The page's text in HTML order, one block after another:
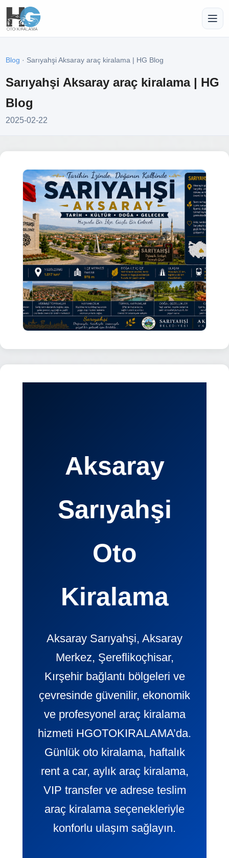
Blog · Sarıyahşi Aksaray araç kiralama | HG Blog
Sarıyahşi Aksaray araç kiralama | HG
Blog
2025-02-22
Aksaray
Sarıyahşi
Oto
Kiralama
Aksaray Sarıyahşi, Aksaray
Merkez, Şereflikoçhisar,
Kırşehir bağlantı bölgeleri ve
çevresinde güvenilir, ekonomik
ve profesyonel araç kiralama
hizmeti HGOTOKIRALAMA’da.
Günlük oto kiralama, haftalık
rent a car, aylık araç kiralama,
VIP transfer ve adrese teslim
araç kiralama seçenekleriyle
konforlu ulaşım sağlayın.